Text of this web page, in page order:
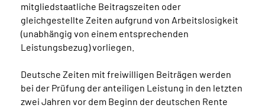
mitgliedstaatliche Beitragszeiten oder
gleichgestellte Zeiten aufgrund von Arbeitslosigkeit
(unabhängig von einem entsprechenden
Leistungsbezug) vorliegen.
Deutsche Zeiten mit freiwilligen Beiträgen werden
bei der Prüfung der anteiligen Leistung in den letzten
zwei Jahren vor dem Beginn der deutschen Rente